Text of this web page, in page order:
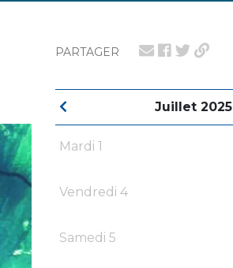
PARTAGER
Juillet 2025
Mardi 1
Vendredi 4
Samedi 5